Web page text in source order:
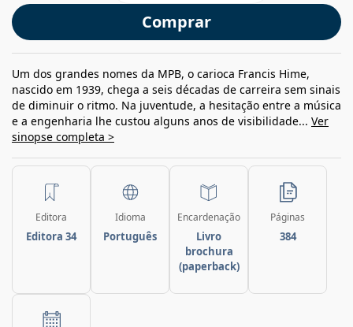
Comprar
Um dos grandes nomes da MPB, o carioca Francis Hime,
nascido em 1939, chega a seis décadas de carreira sem sinais
de diminuir o ritmo. Na juventude, a hesitação entre a música
e a engenharia lhe custou alguns anos de visibilidade... Ver
sinopse completa >
Editora
Editora 34
Idioma
Português
Encardenação
Livro
brochura
(paperback)
Páginas
384